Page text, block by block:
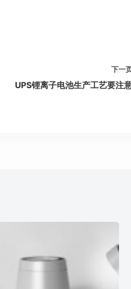
下一
UPS锂离子电池生产工艺要注